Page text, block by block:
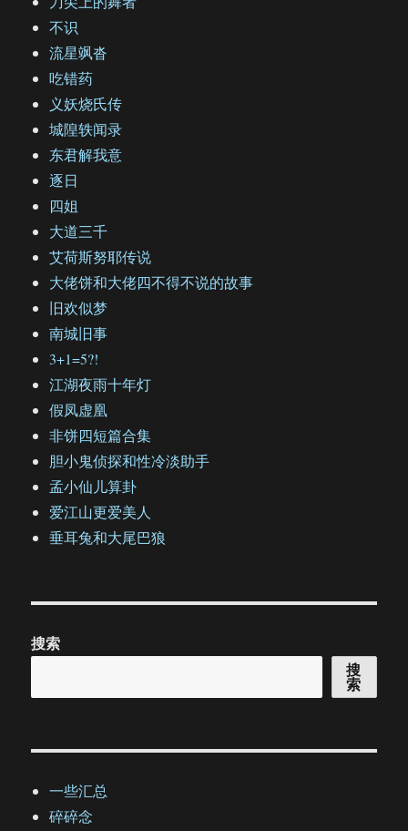
不识
流星飒沓
吃错药
义妖烧氏传
城隍轶闻录
东君解我意
逐日
四姐
大道三千
艾荷斯努耶传说
大佬饼和大佬四不得不说的故事
旧欢似梦
南城旧事
3+1=5?!
江湖夜雨十年灯
假凤虚凰
非饼四短篇合集
胆小鬼侦探和性冷淡助手
孟小仙儿算卦
爱江山更爱美人
垂耳兔和大尾巴狼
搜索
搜
索
一些汇总
碎碎念